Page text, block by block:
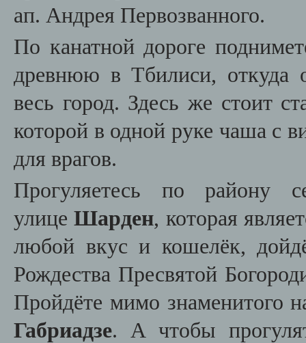
ап. Андрея Первозванного.
По канатной дороге
древнюю в Тбилиси, откуда
весь город. Здесь же стоит
которой в одной руке чаша с
для врагов.
Прогуляетесь по
улицеШарден, которая
любой вкус и кошелёк,
Рождества Пресвятой
Пройдёте мимо знаменитого
Габриадзе. А чтобы